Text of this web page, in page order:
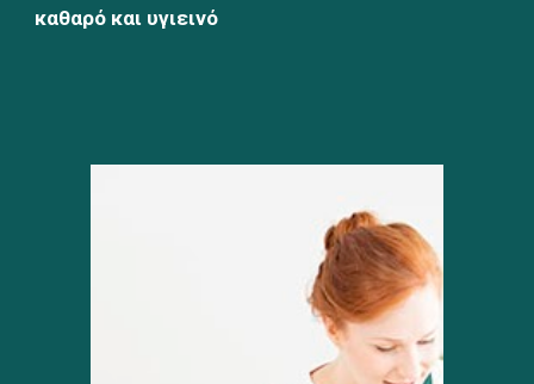
καθαρό και υγιεινό